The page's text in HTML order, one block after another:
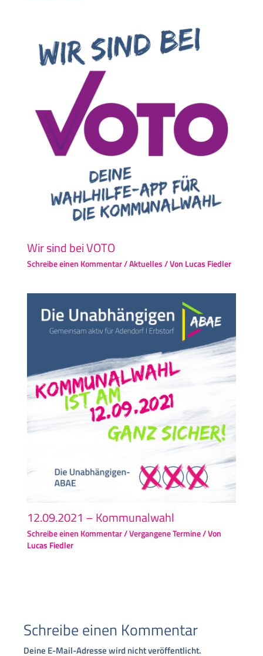
Wir sind bei VOTO
Schreibe einen Kommentar/Aktuelles/ Von Lucas Fiedler
12.09.2021 – Kommunalwahl
Schreibe einen Kommentar/Vergangene Termine/ Von
Lucas Fiedler
Schreibe einen Kommentar
Deine E-Mail-Adresse wird nicht veröffentlicht.